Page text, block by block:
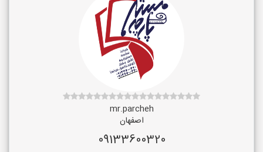
mr.parcheh
اصفهان
09133600320